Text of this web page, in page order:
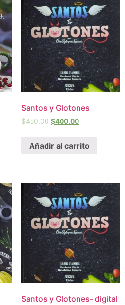
Santos y Glotones
$450.00 $400.00
Añadir al carrito
Santos y Glotones- digital